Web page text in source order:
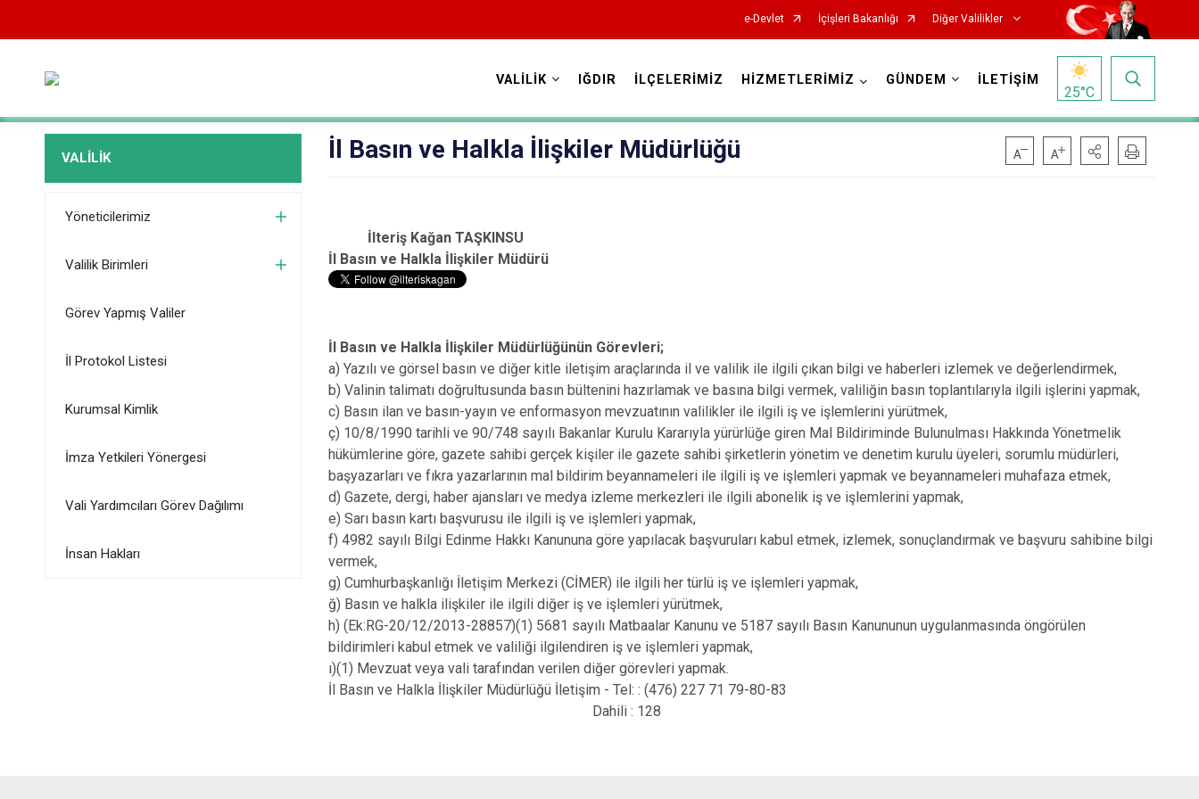
e-Devlet İçişleri Bakanlığı Diğer Valilikler
VALİLİK IĞDIR İLÇELERİMİZ HİZMETLERİMİZ GÜNDEM İLETİŞİM
25°C
VALİLİK
Yöneticilerimiz
Valilik Birimleri
Görev Yapmış Valiler
İl Protokol Listesi
Kurumsal Kimlik
İmza Yetkileri Yönergesi
Vali Yardımcıları Görev Dağılımı
İnsan Hakları
İl Basın ve Halkla İlişkiler Müdürlüğü
İlteriş Kağan TAŞKINSU
İl Basın ve Halkla İlişkiler Müdürü
İl Basın ve Halkla İlişkiler Müdürlüğünün Görevleri;
a) Yazılı ve görsel basın ve diğer kitle iletişim araçlarında il ve valilik ile ilgili çıkan bilgi ve haberleri izlemek ve değerlendirmek,
b) Valinin talimatı doğrultusunda basın bültenini hazırlamak ve basına bilgi vermek, valiliğin basın toplantılarıyla ilgili işlerini yapmak,
c) Basın ilan ve basın-yayın ve enformasyon mevzuatının valilikler ile ilgili iş ve işlemlerini yürütmek,
ç) 10/8/1990 tarihli ve 90/748 sayılı Bakanlar Kurulu Kararıyla yürürlüğe giren Mal Bildiriminde Bulunulması Hakkında Yönetmelik
hükümlerine göre, gazete sahibi gerçek kişiler ile gazete sahibi şirketlerin yönetim ve denetim kurulu üyeleri, sorumlu müdürleri,
başyazarları ve fıkra yazarlarının mal bildirim beyannameleri ile ilgili iş ve işlemleri yapmak ve beyannameleri muhafaza etmek,
d) Gazete, dergi, haber ajansları ve medya izleme merkezleri ile ilgili abonelik iş ve işlemlerini yapmak,
e) Sarı basın kartı başvurusu ile ilgili iş ve işlemleri yapmak,
f) 4982 sayılı Bilgi Edinme Hakkı Kanununa göre yapılacak başvuruları kabul etmek, izlemek, sonuçlandırmak ve başvuru sahibine bilgi
vermek,
g) Cumhurbaşkanlığı İletişim Merkezi (CİMER) ile ilgili her türlü iş ve işlemleri yapmak,
ğ) Basın ve halkla ilişkiler ile ilgili diğer iş ve işlemleri yürütmek,
h) (Ek:RG-20/12/2013-28857)(1) 5681 sayılı Matbaalar Kanunu ve 5187 sayılı Basın Kanununun uygulanmasında öngörülen
bildirimleri kabul etmek ve valiliği ilgilendiren iş ve işlemleri yapmak,
ı)(1) Mevzuat veya vali tarafından verilen diğer görevleri yapmak.
İl Basın ve Halkla İlişkiler Müdürlüğü İletişim - Tel: : (476) 227 71 79-80-83
Dahili : 128